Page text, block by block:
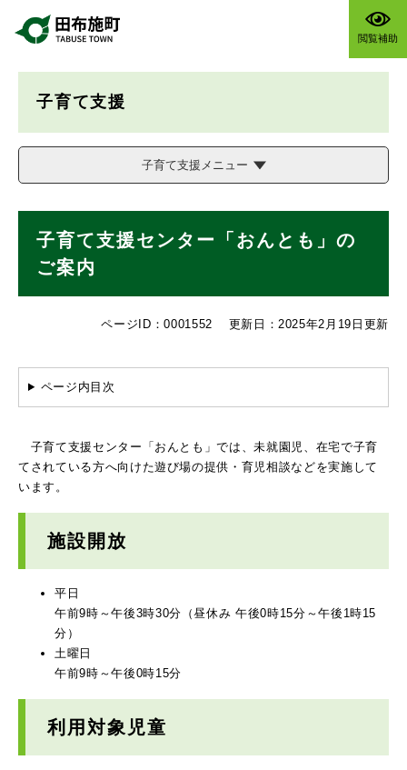
閲覧補助
子育て支援
子育て支援メニュー
子育て支援センター「おんとも」の
ご案内
ページID：0001552 更新日：2025年2月19日更新
ページ内目次
子育て支援センター「おんとも」では、未就園児、在宅で子育
てされている方へ向けた遊び場の提供・育児相談などを実施して
います。
施設開放
平日
午前9時～午後3時30分（昼休み 午後0時15分～午後1時15
分）
土曜日
午前9時～午後0時15分
利用対象児童